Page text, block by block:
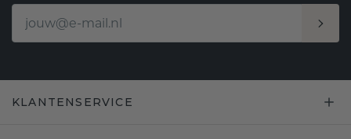
KLANTENSERVICE